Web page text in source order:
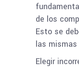
de los
Esto se
las
Elegir